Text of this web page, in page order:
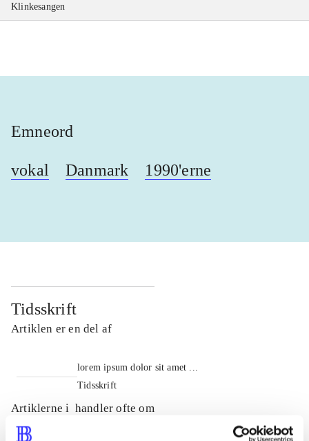
Klinkesangen
Emneord
vokal Danmark 1990'erne
Tidsskrift
Artiklen er en del af
lorem ipsum dolor sit amet ...
Tidsskrift
Artiklerne i handler ofte om